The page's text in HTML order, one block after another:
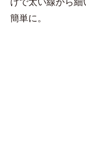
簡単に。